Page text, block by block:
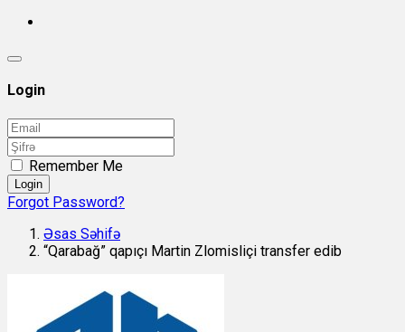
Login
Remember Me
Login
Forgot Password?
Əsas Səhifə
“Qarabağ” qapıçı Martin Zlomisliçi transfer edib